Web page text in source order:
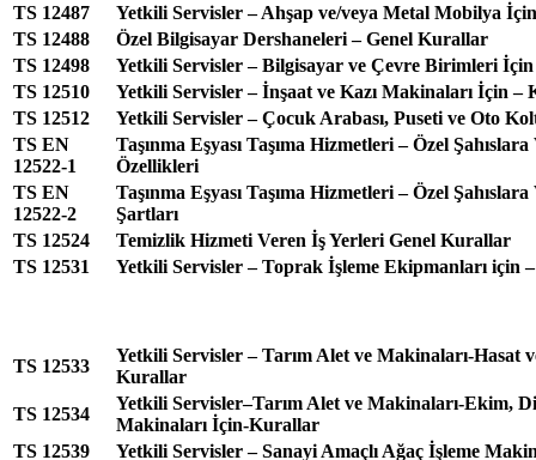
TS 12487
Yetkili Servisler – Ahşap ve/veya Metal Mobilya
TS 12488
Özel Bilgisayar Dershaneleri – Genel Kurallar
TS 12498
Yetkili Servisler – Bilgisayar ve Çevre Birimleri
TS 12510
Yetkili Servisler – İnşaat ve Kazı Makinaları İçin –
TS 12512
Yetkili Servisler – Çocuk Arabası, Puseti ve Oto
TS EN
12522-1
Taşınma Eşyası Taşıma Hizmetleri – Özel
Özellikleri
TS EN
12522-2
Taşınma Eşyası Taşıma Hizmetleri – Özel
Şartları
TS 12524
Temizlik Hizmeti Veren İş Yerleri Genel Kurallar
TS 12531
Yetkili Servisler – Toprak İşleme Ekipmanları için
TS 12533
Yetkili Servisler – Tarım Alet ve Makinaları-Hasat
Kurallar
TS 12534
Yetkili Servisler–Tarım Alet ve Makinaları-Ekim,
Makinaları İçin-Kurallar
TS 12539
Yetkili Servisler – Sanayi Amaçlı Ağaç İşleme